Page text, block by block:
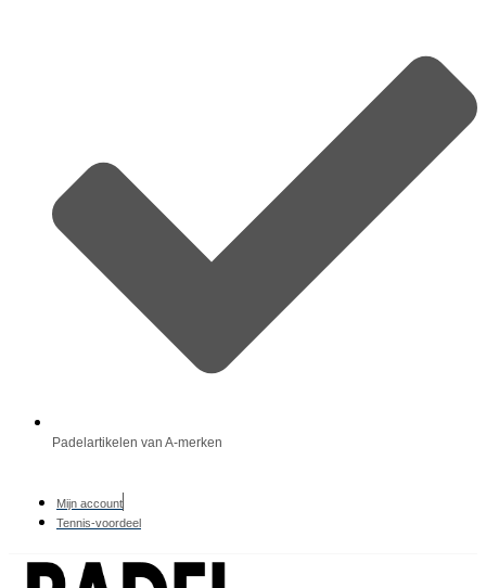
Padelartikelen van A-merken
Mijn account
Tennis-voordeel